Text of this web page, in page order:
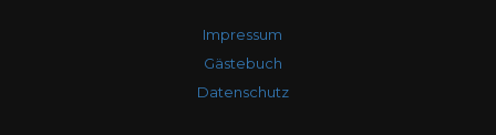
Impressum
Gästebuch
Datenschutz